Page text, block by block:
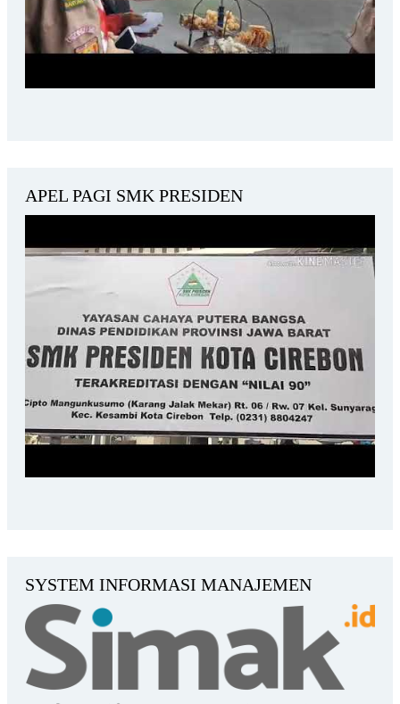
APEL PAGI SMK PRESIDEN
SYSTEM INFORMASI MANAJEMEN